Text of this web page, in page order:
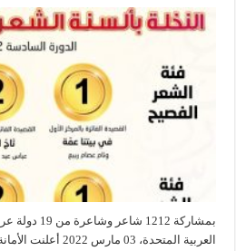
بمشاركة
العربية المتحدة، 03